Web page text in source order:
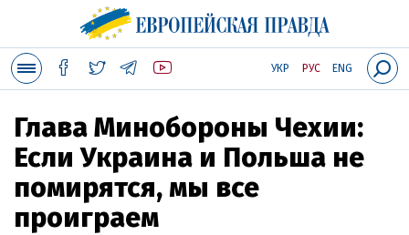
УКР РУС ENG
Глава Минобороны Чехии:
Если Украина и Польша не
помирятся, мы все
проиграем